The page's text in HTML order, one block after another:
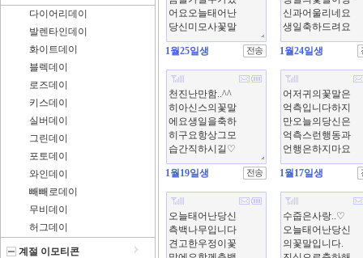
다이어리데이
발렌타인데이
화이트데이
블렉데이
로즈데이
키스데이
실버데이
그린데이
포토데이
와인데이
빼빼로데이
무비데이
허그데이
계절 이모티콘
1월25일생 1월24일생
1월19일생 1월17일생